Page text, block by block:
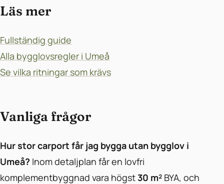
Läs mer
Fullständig guide
Alla bygglovsregler i Umeå
Se vilka ritningar som krävs
Vanliga frågor
Hur stor carport får jag bygga utan bygglov i
Umeå? Inom detaljplan får en lovfri
komplementbyggnad vara högst30 m² BYA, och